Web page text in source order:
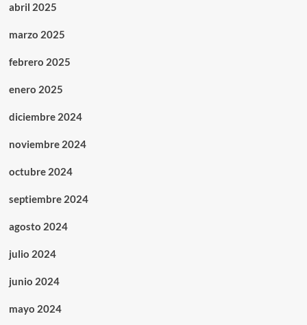
abril 2025
marzo 2025
febrero 2025
enero 2025
diciembre 2024
noviembre 2024
octubre 2024
septiembre 2024
agosto 2024
julio 2024
junio 2024
mayo 2024